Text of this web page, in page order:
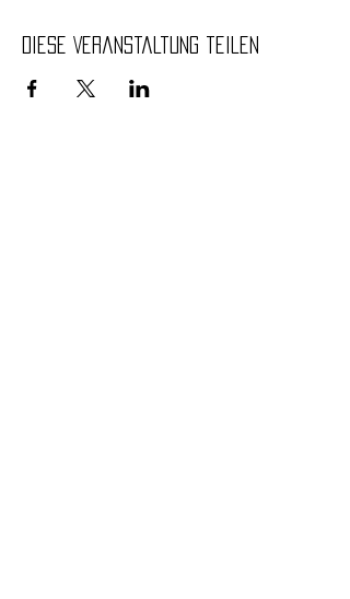
Diese Veranstaltung teilen